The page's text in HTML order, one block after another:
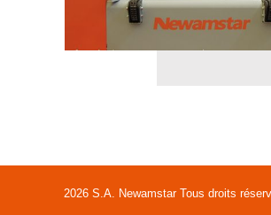
2026 S.A. Newamstar Tous droits